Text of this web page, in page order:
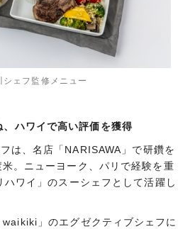
シェフ監修メニュー
、ハワイで高い評価を獲得
は、名店「NARISAWA」で研鑽を
。ニューヨーク、パリで経験を重
ワイ」のスーシェフとして活躍し
」のエグゼクティブシェフに